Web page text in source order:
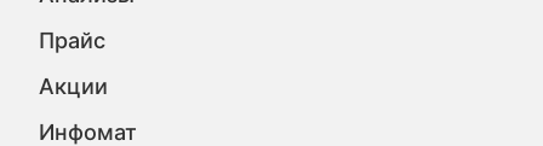
Прайс
Акции
Инфомат